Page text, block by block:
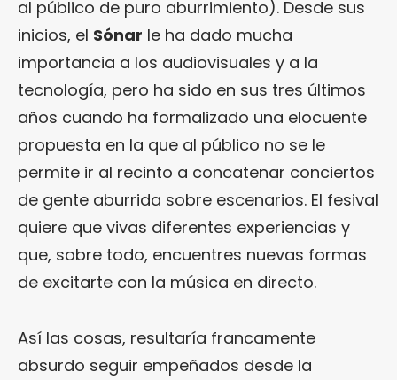
al público de puro aburrimiento). Desde sus
inicios, el Sónar le ha dado mucha
importancia a los audiovisuales y a la
tecnología, pero ha sido en sus tres últimos
años cuando ha formalizado una elocuente
propuesta en la que al público no se le
permite ir al recinto a concatenar conciertos
de gente aburrida sobre escenarios. El fesival
quiere que vivas diferentes experiencias y
que, sobre todo, encuentres nuevas formas
de excitarte con la música en directo.
Así las cosas, resultaría francamente
absurdo seguir empeñados desde la